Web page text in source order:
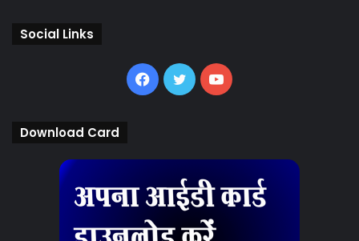
Social Links
Facebook
TwitterYouTube
Download Card